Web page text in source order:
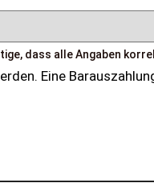
dass alle Angaben
Eine